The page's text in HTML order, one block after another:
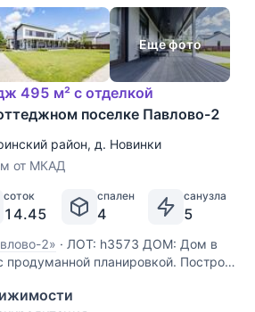
Еще фото
495 м² с отделкой
поселке Павлово-2
район, д. Новинки
от МКАД
соток
14.45
спален
4
санузла
5
2» · ЛОТ: h3573 ДОМ: Дом в
планировкой. Построен
материалов, выполнен ремонт с
материалов от ведущих